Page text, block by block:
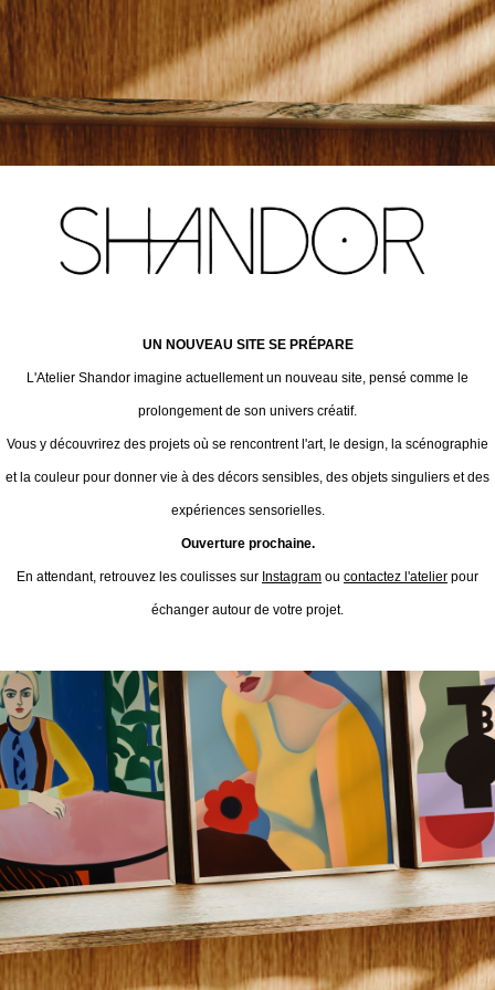
UN NOUVEAU SITE SE PRÉPARE
L'Atelier Shandor imagine actuellement un nouveau site, pensé comme le
prolongement de son univers créatif.
Vous y découvrirez des projets où se rencontrent l'art, le design, la scénographie
et la couleur pour donner vie à des décors sensibles, des objets singuliers et des
expériences sensorielles.
Ouverture prochaine.
En attendant, retrouvez les coulisses sur Instagram ou contactez l'atelier pour
échanger autour de votre projet.